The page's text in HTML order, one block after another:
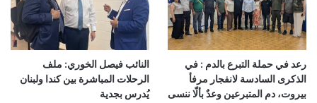
رعد في حملة التبرع بالدم : في
الذكرى السادسة لانفجار مرفأ
بيروت، دم المتبرعين وعدٌ بألّا ننسى
النائب فيصل الخوري: ملف
الرحلات المباشرة بين كندا ولبنان
يُدرس بجدية